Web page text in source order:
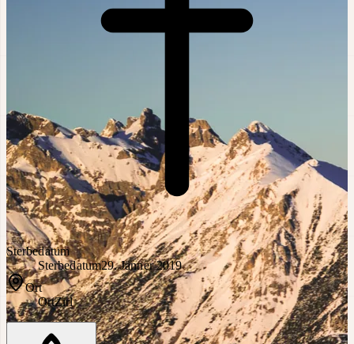
Sterbedatum
Sterbedatum29. Jänner 2019
Ort
OrtZirl